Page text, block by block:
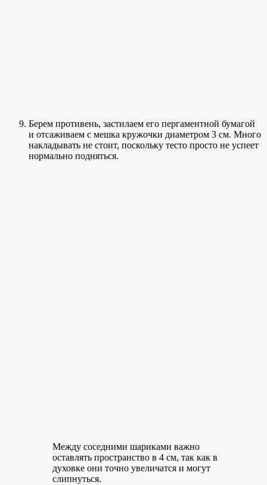
Берем противень, застилаем его пергаментной бумагой
и отсаживаем с мешка кружочки диаметром 3 см. Много
накладывать не стоит, поскольку тесто просто не успеет
нормально подняться.
Между соседними шариками важно
оставлять пространство в 4 см, так как в
духовке они точно увеличатся и могут
слипнуться.